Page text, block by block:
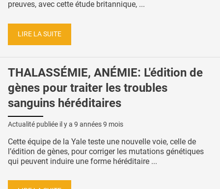
preuves, avec cette étude britannique, ...
LIRE LA SUITE
THALASSÉMIE, ANÉMIE: L'édition de
gènes pour traiter les troubles
sanguins héréditaires
Actualité publiée il y a 9 années 9 mois
Cette équipe de la Yale teste une nouvelle voie, celle de
l’édition de gènes, pour corriger les mutations génétiques
qui peuvent induire une forme héréditaire ...